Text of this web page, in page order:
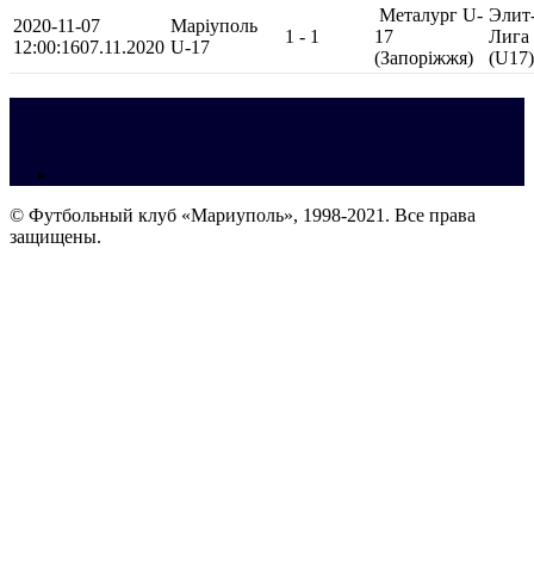
2020-11-07
12:00:1607.11.2020
Марiуполь
U-17
1 - 1
Металург U-
17
(Запоріжжя)
Лига
(U17)
© Футбольный клуб «Мариуполь», 1998-2021. Все права
защищены.